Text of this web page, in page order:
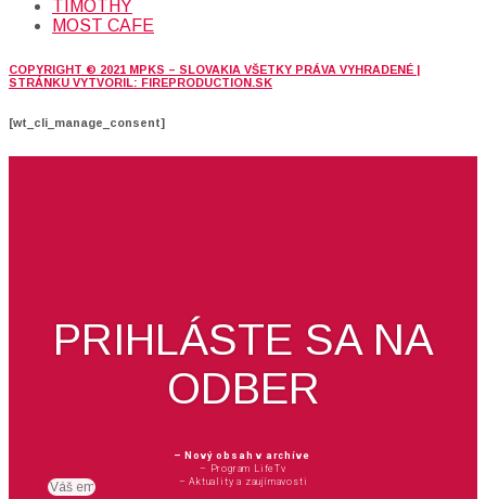
TIMOTHY
MOST CAFE
COPYRIGHT © 2021 MPKS – SLOVAKIA VŠETKY PRÁVA VYHRADENÉ |
STRÁNKU VYTVORIL: FIREPRODUCTION.SK
[wt_cli_manage_consent]
PRIHLÁSTE SA NA
ODBER
– Nový obsah v archíve
– Program LifeTv
– Aktuality a zaujímavosti